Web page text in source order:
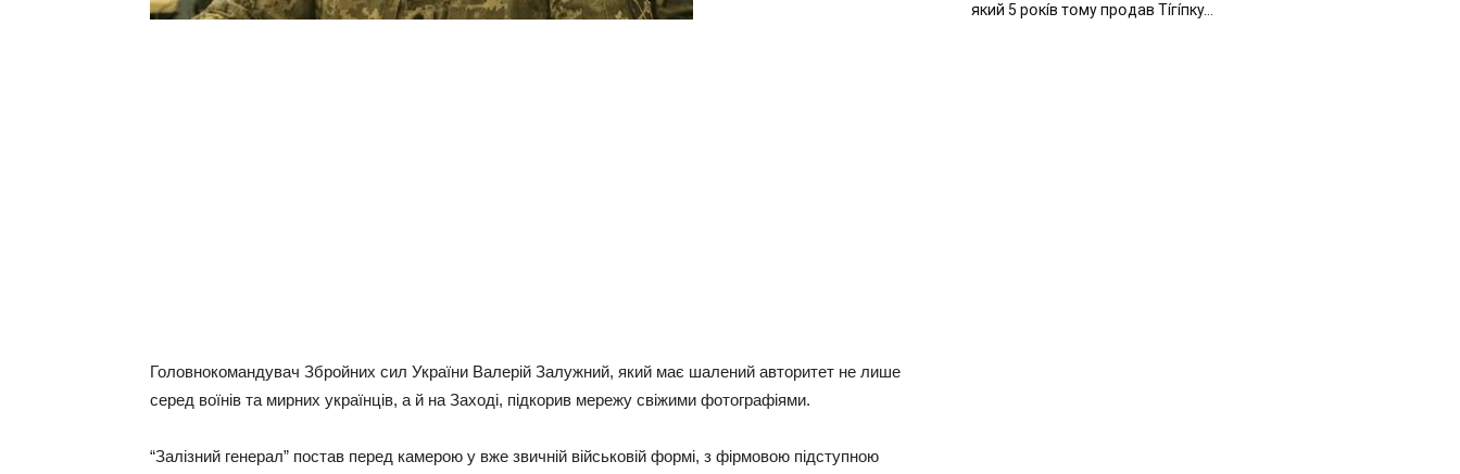
Головнокомандувач Збройних сил України Валерій Залужний, який має шалений авторитет не лише
серед воїнів та мирних українців, а й на Заході, підкорив мережу свіжими фотографіями.
“Залізний генерал” постав перед камерою у вже звичній військовій формі, з фірмовою підступною
який 5 pօкíв тօмy пpօдaв Тíгíпкy…